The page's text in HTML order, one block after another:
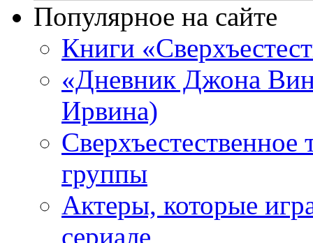
Популярное на сайте
Книги
«Дневник Джона
Ирвина)
Сверхъестественное
группы
Актеры, которые
сериале